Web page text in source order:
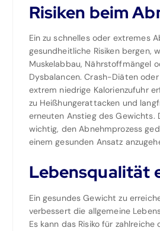
Risiken beim
Ein zu schnelles oder extremes
gesundheitliche Risiken bergen,
Muskelabbau, Nährstoffmängel
Dysbalancen. Crash-Diäten
extrem niedrige Kalorienzufuhr
zu Heißhungerattacken und
erneuten Anstieg des Gewichts.
wichtig, den Abnehmprozess
einem gesunden Ansatz
Lebensqualität
Ein gesundes Gewicht zu
verbessert die allgemeine
Es kann das Risiko für zahlreiche